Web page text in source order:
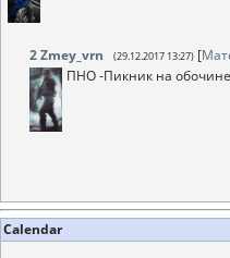
2Zmey_vrn (29.12.2017 13:27) [
ПНО -Пикник на
Calendar